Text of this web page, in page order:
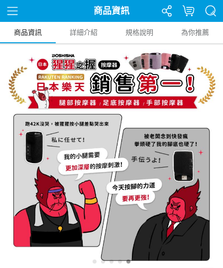
商品資訊
商品資訊 詳細介紹 規格說明 為你推薦